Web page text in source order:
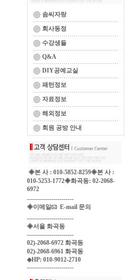
솜씨자랑
회사동정
수강생들
Q&A
DIY공예교실
패턴정보
자료정보
해외정보
회원 공방 안내
◈본 사 : 010-5852-8259◈본 사 :
010-5253-1772◈화곡동: 02-2068-
6972
-----------------------
◈이메일
E-mail 문의
-----------------------
◈서울 화곡동
-----------------------
02)-2068-6972 화곡동
02)-2068-6961 화곡동
◈HP: 010-9012-2710
-----------------------